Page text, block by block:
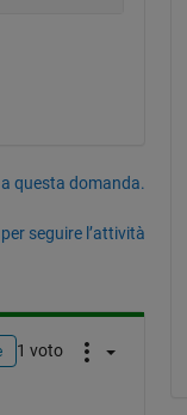
questa domanda.
seguire l’attività
1 voto